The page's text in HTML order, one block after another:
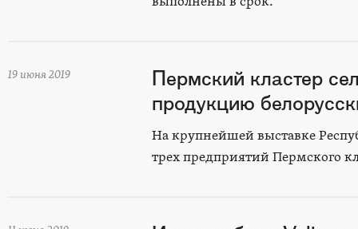
19 июня 2019
Пермский кластер
продукцию
На крупнейшей выставке
трех предприятий Пермского